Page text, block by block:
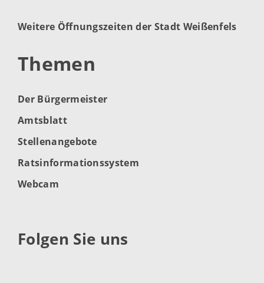
Weitere Öffnungszeiten der Stadt Weißenfels
Themen
Der Bürgermeister
Amtsblatt
Stellenangebote
Ratsinformationssystem
Webcam
Folgen Sie uns